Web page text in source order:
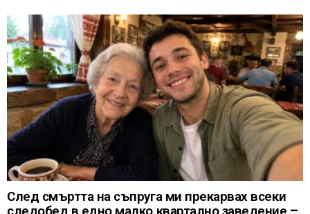
След смъртта на съпруга ми прекарвах всеки